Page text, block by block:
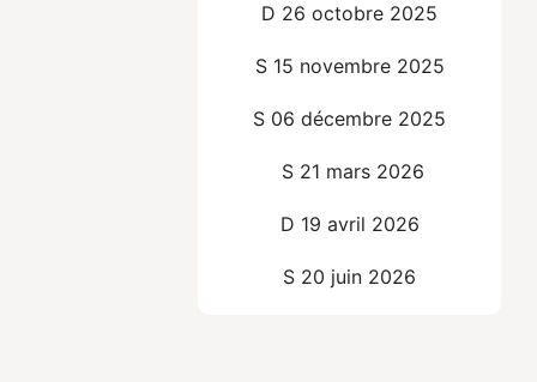
D 26 octobre 2025
S 15 novembre 2025
S 06 décembre 2025
S 21 mars2026
D 19 avril 2026
S 20 juin 2026